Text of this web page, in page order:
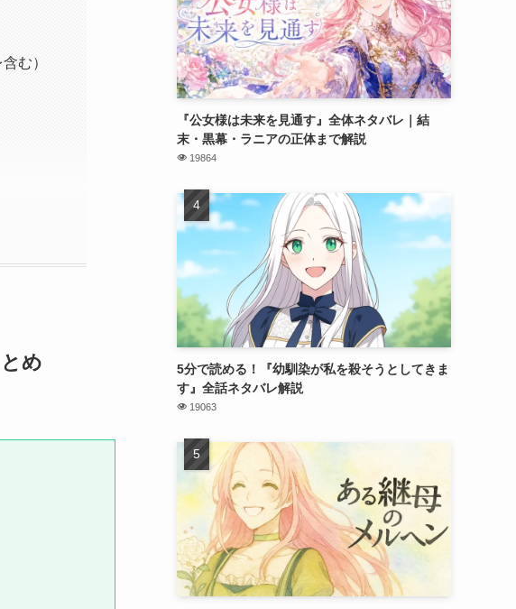
む）
め
『公女様は未来を見通す』全体ネタバレ｜結
末・黒幕・ラニアの正体まで解説
19864
5分で読める！『幼馴染が私を殺そうとしてきま
す』全話ネタバレ解説
19063